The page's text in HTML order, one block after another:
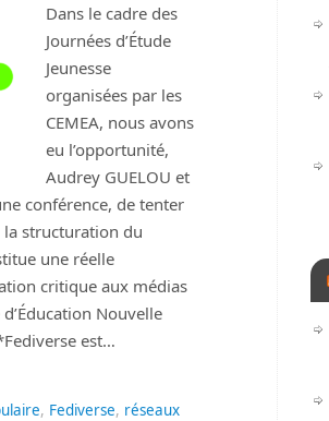
Dans le cadre des
Journées d’Étude
Jeunesse
organisées par les
CEMEA, nous avons
eu l’opportunité,
Audrey GUELOU et
conférence, de tenter
la structuration du
une réelle
critique aux médias
Nouvelle
est…
, Fediverse, réseaux